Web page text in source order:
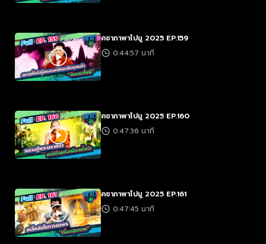
คชาภาพาไปมู 2025 EP.159
0:44:57 นาที
คชาภาพาไปมู 2025 EP.160
0:47:36 นาที
คชาภาพาไปมู 2025 EP.161
0:47:45 นาที